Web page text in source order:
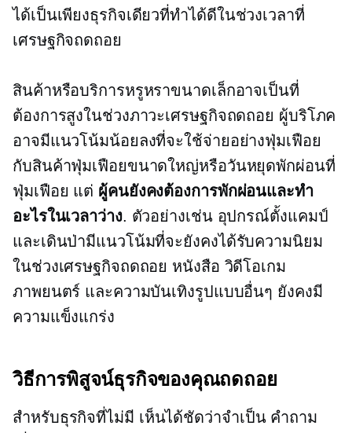
ได้เป็นเพียงธุรกิจเดียวที่ทำได้ดีในช่วงเวลาที่
เศรษฐกิจถดถอย
สินค้าหรือบริการหรูหราขนาดเล็กอาจเป็นที่
ต้องการสูงในช่วงภาวะเศรษฐกิจถดถอย ผู้บริโภค
อาจมีแนวโน้มน้อยลงที่จะใช้จ่ายอย่างฟุ่มเฟือย
กับสินค้าฟุ่มเฟือยขนาดใหญ่หรือวันหยุดพักผ่อนที่
ฟุ่มเฟือย แต่ ผู้คนยังคงต้องการพักผ่อนและทำ
อะไรในเวลาว่าง. ตัวอย่างเช่น อุปกรณ์ตั้งแคมป์
และเดินป่ามีแนวโน้มที่จะยังคงได้รับความนิยม
ในช่วงเศรษฐกิจถดถอย หนังสือ วิดีโอเกม
ภาพยนตร์ และความบันเทิงรูปแบบอื่นๆ ยังคงมี
ความแข็งแกร่ง
วิธีการพิสูจน์ธุรกิจของคุณถดถอย
สำหรับธุรกิจที่ไม่มี เห็นได้ชัดว่าจำเป็นคำถาม